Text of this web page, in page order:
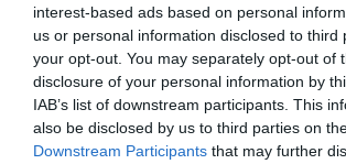
interest-based ads based on personal
us or personal information disclosed to third
your opt-out. You may separately opt-out of
disclosure of your personal information by
IAB’s list of downstream participants. This
also be disclosed by us to third parties on
Downstream Participants that may further
Központi elérhetőség:Ez az e-mail-cím a
elleni védelem alatt áll. Megtekintéséhez
kell a JavaScript használatát.
Sajtóközlemények:Ez az e-mail-cím a
védelem alatt áll. Megtekintéséhez
JavaScript használatát.